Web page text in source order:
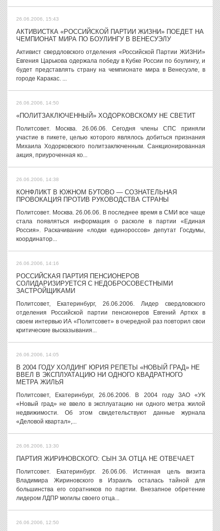
26.06.2006, 15:43
АКТИВИСТКА «РОССИЙСКОЙ ПАРТИИ ЖИЗНИ» ПОЕДЕТ НА
ЧЕМПИОНАТ МИРА ПО БОУЛИНГУ В ВЕНЕСУЭЛУ
Активист свердловского отделения «Российской Партии ЖИЗНИ»
Евгения Царькова одержала победу в Кубке России по боулингу, и
будет представлять страну на чемпионате мира в Венесуэле, в
городе Каракас. ...
26.06.2006, 14:50
«ПОЛИТЗАКЛЮЧЕННЫЙ» ХОДОРКОВСКОМУ НЕ СВЕТИТ
Политсовет. Москва. 26.06.06. Сегодня члены СПС приняли
участие в пикете, целью которого являлось добиться признания
Михаила Ходорковского политзаключенным. Санкционированная
акция, приуроченная ко...
26.06.2006, 14:38
КОНФЛИКТ В ЮЖНОМ БУТОВО — СОЗНАТЕЛЬНАЯ
ПРОВОКАЦИЯ ПРОТИВ РУКОВОДСТВА СТРАНЫ
Политсовет. Москва. 26.06.06. В последнее время в СМИ все чаще
стала появляться информация о расколе в партии «Единая
Россия». Раскачивание «лодки единороссов» депутат Госдумы,
координатор...
26.06.2006, 14:16
РОССИЙСКАЯ ПАРТИЯ ПЕНСИОНЕРОВ
СОЛИДАРИЗИРУЕТСЯ С НЕДОБРОСОВЕСТНЫМИ
ЗАСТРОЙЩИКАМИ
Политсовет, Екатеринбург, 26.06.2006. Лидер свердловского
отделения Российской партии пенсионеров Евгений Артюх в
своем интервью ИА «Политсовет» в очередной раз повторил свои
критические высказывания...
26.06.2006, 14:05
В 2004 ГОДУ ХОЛДИНГ ЮРИЯ РЕПЕТЫ «НОВЫЙ ГРАД» НЕ
ВВЕЛ В ЭКСПЛУАТАЦИЮ НИ ОДНОГО КВАДРАТНОГО
МЕТРА ЖИЛЬЯ
Политсовет, Екатеринбург, 26.06.2006. В 2004 году ЗАО «УК
«Новый град» не ввело в эксплуатацию ни одного метра жилой
недвижимости. Об этом свидетельствуют данные журнала
«Деловой квартал»,...
26.06.2006, 13:30
ПАРТИЯ ЖИРИНОВСКОГО: СЫН ЗА ОТЦА НЕ ОТВЕЧАЕТ
Политсовет. Екатеринбург. 26.06.06. Истинная цель визита
Владимира Жириновского в Израиль осталась тайной для
большинства его соратников по партии. Внезапное обретение
лидером ЛДПР могилы своего отца...
26.06.2006, 12:50